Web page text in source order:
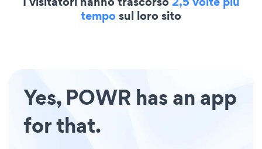
temposul loro sito
Yes, POWR has an app
for that.